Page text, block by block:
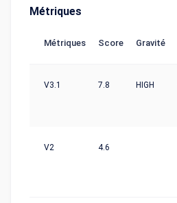
Métriques
Métriques Score Gravité
V3.1 7.8 HIGH
V2 4.6